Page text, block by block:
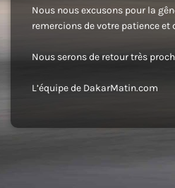
Nous nous excusons pour la
remercions de votre patience et
Nous serons de retour très
L’équipe de DakarMatin.com